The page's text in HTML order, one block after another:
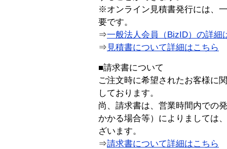
※オンライン見積書発行には、
要です。
⇒一般法人会員（BizID）の詳細
⇒ 見積書について詳細はこちら
■請求書について
ご注文時に希望されたお客様に
しております。
尚、請求書は、営業時間内での
かかる場合等）によりましては
ざいます。
⇒請求書について詳細はこちら